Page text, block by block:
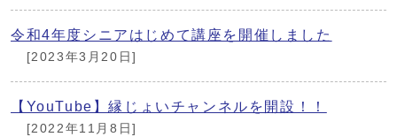
令和4年度シニアはじめて講座を開催しました
[2023年3月20日]
【YouTube】縁じょいチャンネルを開設！！
[2022年11月8日]